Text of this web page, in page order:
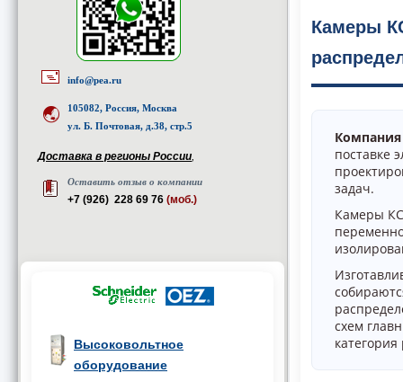
info@pea.ru
105082, Россия, Москва
ул. Б. Почтовая, д.38, стр.5
Доставка в регионы России,
Оставить отзыв о компании
+7 (926) 228 69 76 (моб.)
Высоковольтное
оборудование
Камеры
поставке
задач.
Камеры
схем